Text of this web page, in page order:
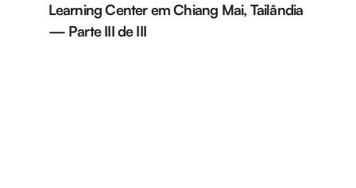
Learning Center em Chiang Mai, Tailândia
— Parte III de III